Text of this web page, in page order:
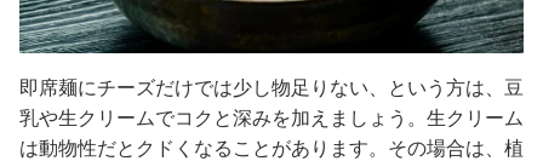
即席麺にチーズだけでは少し物足りない、 という方は、豆
乳や生クリームでコクと深みを加えましょう。生クリーム
は動物性だとクドくなることがあります。その場合は、植